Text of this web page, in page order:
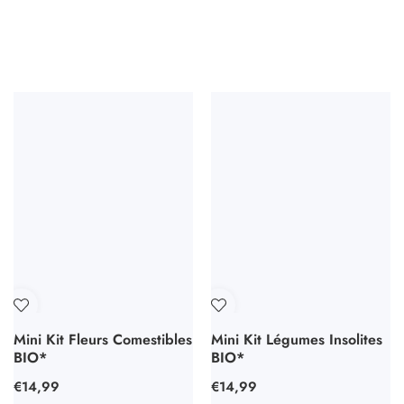
Mini Kit Fleurs Comestibles
BIO*
Prix
€14,99
Mini Kit Légumes Insolites
BIO*
Prix
€14,99